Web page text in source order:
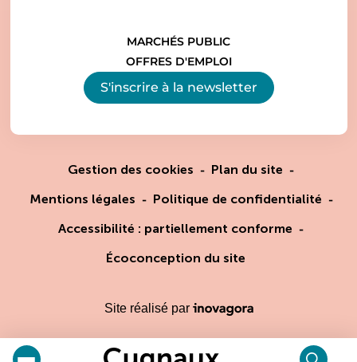
MARCHÉS PUBLIC
OFFRES D'EMPLOI
S'inscrire à la newsletter
Gestion des cookies
Plan du site
Mentions légales
Politique de confidentialité
Accessibilité : partiellement conforme
Écoconception du site
Site réalisé par Inovagora (ouverture dans